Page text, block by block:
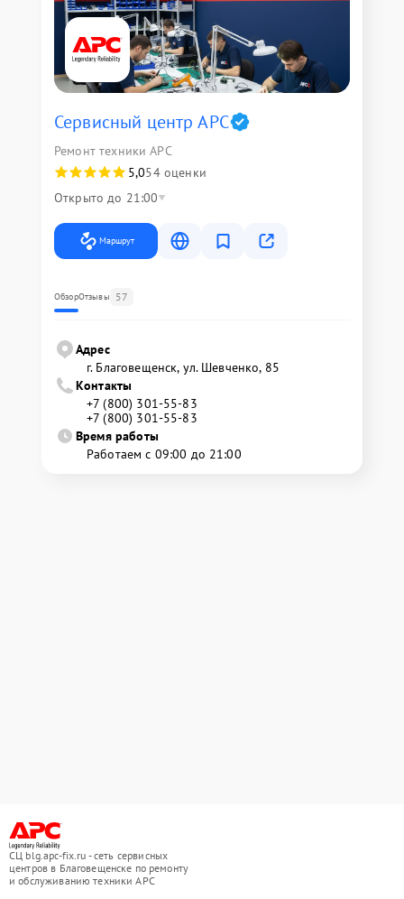
Сервисный центр APC
Ремонт техники APC
5,054 оценки
Открыто до 21:00
Маршрут
ОбзорОтзывы 57
Адрес
г. Благовещенск, ул. Шевченко, 85
Контакты
+7 (800) 301-55-83
+7 (800) 301-55-83
Время работы
Работаем с 09:00 до 21:00
СЦ blg.apc-fix.ru - сеть сервисных
центров в Благовещенске по ремонту
и обслуживанию техники APC